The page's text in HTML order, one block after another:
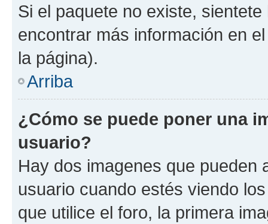
Si el paquete no existe,
encontrar más información en
la página).
Arriba
¿Cómo se puede poner una
usuario?
Hay dos imagenes que pueden
usuario cuando estés viendo
que utilice el foro, la primera